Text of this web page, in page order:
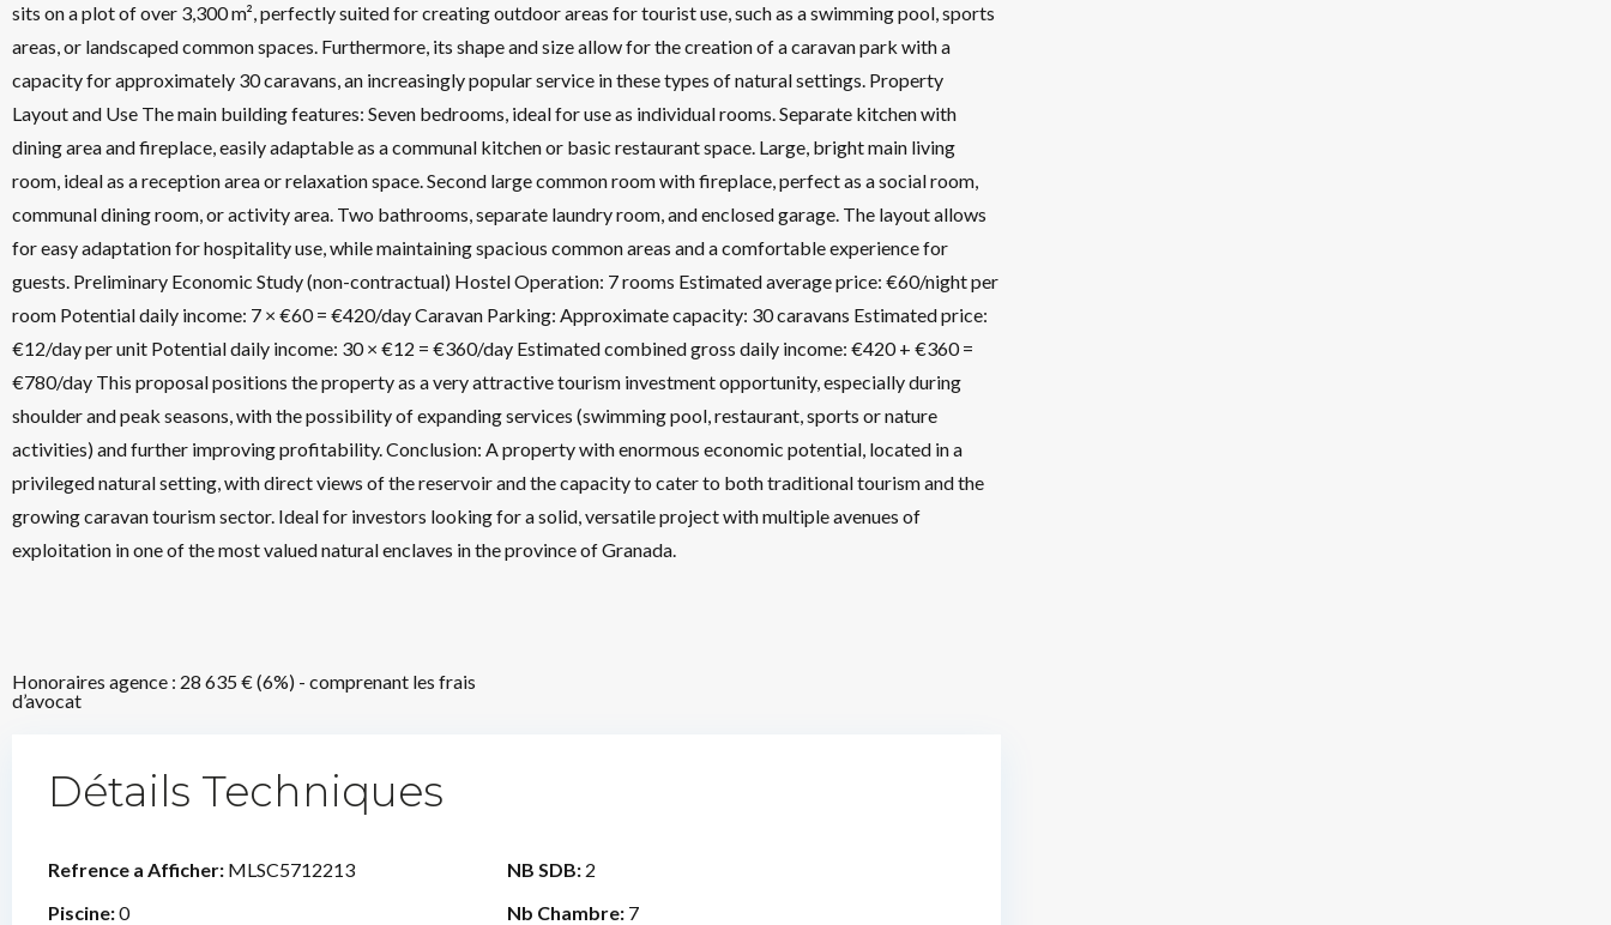
sits on a plot of over 3,300 m², perfectly suited for creating outdoor areas for tourist use, such as a swimming pool, sports
areas, or landscaped common spaces. Furthermore, its shape and size allow for the creation of a caravan park with a
capacity for approximately 30 caravans, an increasingly popular service in these types of natural settings. Property
Layout and Use The main building features: Seven bedrooms, ideal for use as individual rooms. Separate kitchen with
dining area and fireplace, easily adaptable as a communal kitchen or basic restaurant space. Large, bright main living
room, ideal as a reception area or relaxation space. Second large common room with fireplace, perfect as a social room,
communal dining room, or activity area. Two bathrooms, separate laundry room, and enclosed garage. The layout allows
for easy adaptation for hospitality use, while maintaining spacious common areas and a comfortable experience for
guests. Preliminary Economic Study (non-contractual) Hostel Operation: 7 rooms Estimated average price: €60/night per
room Potential daily income: 7 × €60 = €420/day Caravan Parking: Approximate capacity: 30 caravans Estimated price:
€12/day per unit Potential daily income: 30 × €12 = €360/day Estimated combined gross daily income: €420 + €360 =
€780/day This proposal positions the property as a very attractive tourism investment opportunity, especially during
shoulder and peak seasons, with the possibility of expanding services (swimming pool, restaurant, sports or nature
activities) and further improving profitability. Conclusion: A property with enormous economic potential, located in a
privileged natural setting, with direct views of the reservoir and the capacity to cater to both traditional tourism and the
growing caravan tourism sector. Ideal for investors looking for a solid, versatile project with multiple avenues of
exploitation in one of the most valued natural enclaves in the province of Granada.
Honoraires agence : 28 635 € (6%) - comprenant les frais
d’avocat
Détails Techniques
Refrence a Afficher: MLSC5712213 NB SDB: 2
Piscine:0 Nb Chambre: 7